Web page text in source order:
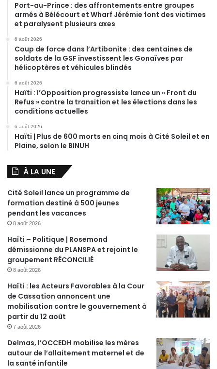
Port-au-Prince : des affrontements entre groupes
armés à Bélécourt et Wharf Jérémie font des victimes
et paralysent plusieurs axes
6 août 2026
Coup de force dans l’Artibonite : des centaines de
soldats de la GSF investissent les Gonaïves par
hélicoptères et véhicules blindés
6 août 2026
Haïti : l’Opposition progressiste lance un « Front du
Refus » contre la transition et les élections dans les
conditions actuelles
6 août 2026
Haïti | Plus de 600 morts en cinq mois à Cité Soleil et en
Plaine, selon le BINUH
À LA UNE
Cité Soleil lance un programme de
formation destiné à 500 jeunes
pendant les vacances
8 août 2026
Haïti – Politique | Rosemond
démissionne du PLANSPA et rejoint le
groupement RÉCONCILIÉ
8 août 2026
Haïti : les Acteurs Favorables à la Cour
de Cassation annoncent une
mobilisation contre le gouvernement à
partir du 12 août
7 août 2026
Delmas, l’OCCEDH mobilise les mères
autour de l’allaitement maternel et de
la santé infantile